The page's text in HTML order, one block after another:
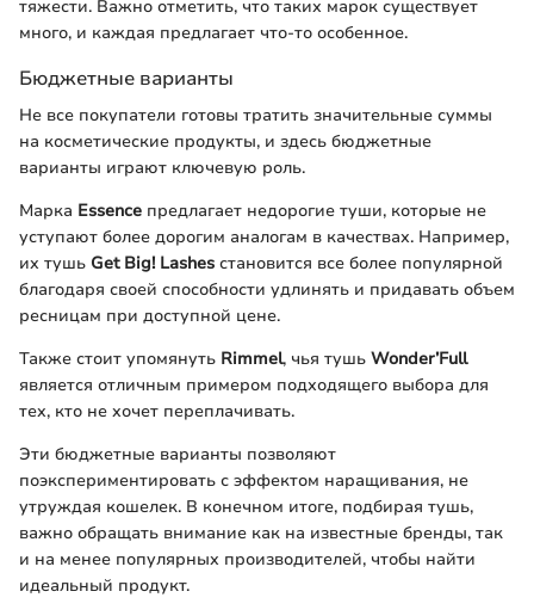
тяжести. Важно отметить, что таких марок существует
много, и каждая предлагает что-то особенное.
Бюджетные варианты
Не все покупатели готовы тратить значительные суммы
на косметические продукты, и здесь бюджетные
варианты играют ключевую роль.
Марка Essence предлагает недорогие туши, которые не
уступают более дорогим аналогам в качествах. Например,
их тушь Get Big! Lashes становится все более популярной
благодаря своей способности удлинять и придавать объем
ресницам при доступной цене.
Также стоит упомянуть Rimmel, чья тушь Wonder’Full
является отличным примером подходящего выбора для
тех, кто не хочет переплачивать.
Эти бюджетные варианты позволяют
поэкспериментировать с эффектом наращивания, не
утруждая кошелек. В конечном итоге, подбирая тушь,
важно обращать внимание как на известные бренды, так
и на менее популярных производителей, чтобы найти
идеальный продукт.